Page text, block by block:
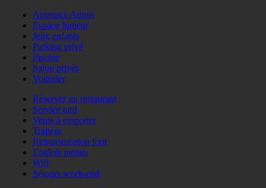
Animaux Admis
Espace fumeur
Jeux enfants
Parking privé
Piscine
Salon privés
Voiturier
Réserver un restaurant
Service tard
Vente à emporter
Traiteur
Retransmission foot
English menus
Wifi
Séjours week-end